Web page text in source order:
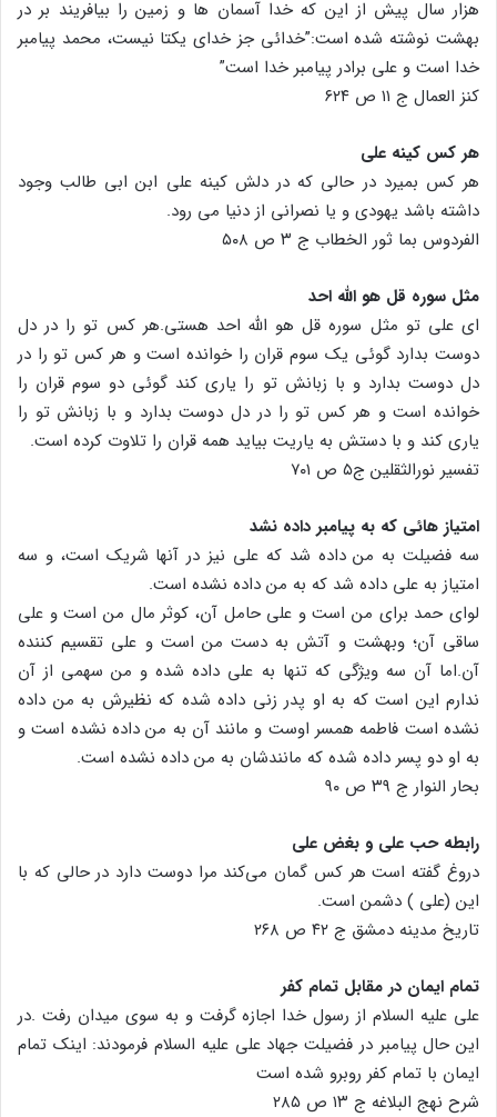
هزار سال پیش از این که خدا آسمان ها و زمین را بیافریند بر در
بهشت نوشته شده است:”خدائی جز خدای یکتا نیست، محمد پیامبر
خدا است و علی برادر پیامبر خدا است”
کنز العمال ج ۱۱ ص ۶۲۴
هر کس کینه علی
هر کس بمیرد در حالی که در دلش کینه علی ابن ابی طالب وجود
داشته باشد یهودی و یا نصرانی از دنیا می رود.
الفردوس بما ثور الخطاب ج ۳ ص ۵۰۸
مثل سوره قل هو الله احد
ای علی تو مثل سوره قل هو الله احد هستی.هر کس تو را در دل
دوست بدارد گوئی یک سوم قران را خوانده است و هر کس تو را در
دل دوست بدارد و با زبانش تو را یاری کند گوئی دو سوم قران را
خوانده است و هر کس تو را در دل دوست بدارد و با زبانش تو را
یاری کند و با دستش به یاریت بیاید همه قران را تلاوت کرده است.
تفسیر نورالثقلین ج۵ ص ۷۰۱
امتیاز هائی که به پیامبر داده نشد
سه فضیلت به من داده شد که علی نیز در آنها شریک است، و سه
امتیاز به علی داده شد که به من داده نشده است.
لوای حمد برای من است و علی حامل آن، کوثر مال من است و علی
ساقی آن؛ وبهشت و آتش به دست من است و علی تقسیم کننده
آن.اما آن سه ویژگی که تنها به علی داده شده و من سهمی از آن
ندارم این است که به او پدر زنی داده شده که نظیرش به من داده
نشده است فاطمه همسر اوست و مانند آن به من داده نشده است و
به او دو پسر داده شده که مانندشان به من داده نشده است.
بحار النوار ج ۳۹ ص ۹۰
رابطه حب علی و بغض علی
دروغ گفته است هر کس گمان می‌کند مرا دوست دارد در حالی که با
این (علی ) دشمن است.
تاریخ مدینه دمشق ج ۴۲ ص ۲۶۸
تمام ایمان در مقابل تمام کفر
علی علیه السلام از رسول خدا اجازه گرفت و به سوی میدان رفت .در
این حال پیامبر در فضیلت جهاد علی علیه السلام فرمودند: اینک تمام
ایمان با تمام کفر روبرو شده است
شرح نهج البلاغه ج ۱۳ ص ۲۸۵